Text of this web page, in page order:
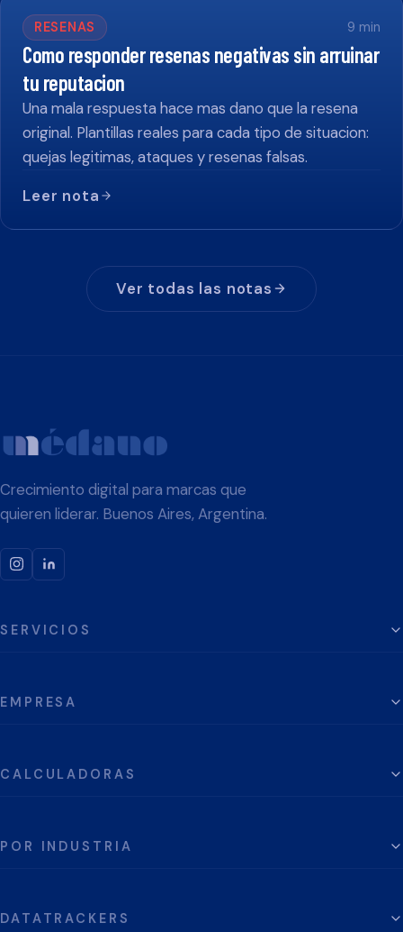
RESENAS 9 min
Como responder resenas negativas sin arruinar
tu reputacion
Una mala respuesta hace mas dano que la resena
original. Plantillas reales para cada tipo de situacion:
quejas legitimas, ataques y resenas falsas.
Leer nota
Ver todas las notas
Crecimiento digital para marcas que
quieren liderar. Buenos Aires, Argentina.
SERVICIOS
EMPRESA
CALCULADORAS
POR INDUSTRIA
DATATRACKERS